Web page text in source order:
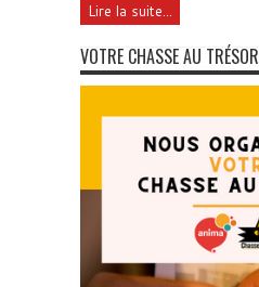
Lire la suite...
VOTRE CHASSE AU TRÉSOR